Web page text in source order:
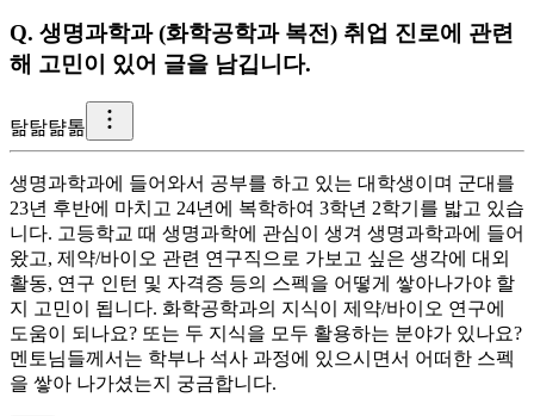
Q. 생명과학과 (화학공학과 복전) 취업 진로에 관련
해 고민이 있어 글을 남깁니다.
탊탊턂톪
생명과학과에 들어와서 공부를 하고 있는 대학생이며 군대를
23년 후반에 마치고 24년에 복학하여 3학년 2학기를 밟고 있습
니다. 고등학교 때 생명과학에 관심이 생겨 생명과학과에 들어
왔고, 제약/바이오 관련 연구직으로 가보고 싶은 생각에 대외
활동, 연구 인턴 및 자격증 등의 스펙을 어떻게 쌓아나가야 할
지 고민이 됩니다. 화학공학과의 지식이 제약/바이오 연구에
도움이 되나요? 또는 두 지식을 모두 활용하는 분야가 있나요?
멘토님들께서는 학부나 석사 과정에 있으시면서 어떠한 스펙
을 쌓아 나가셨는지 궁금합니다.